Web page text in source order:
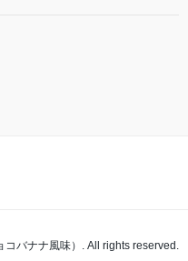
バナナ風味）. All rights reserved.